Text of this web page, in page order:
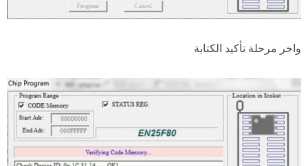
واخر مرحلة تأكيد الكتابة